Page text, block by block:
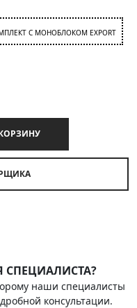
С МОНОБЛОКОМ EXPORT
В КОРЗИНУ
наши специалисты
консультации.